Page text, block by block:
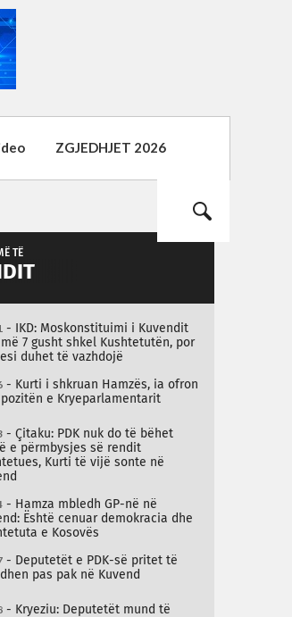
ZGJEDHJET 2026
TË
- IKD: Moskonstituimi i Kuvendit
7 gusht shkel Kushtetutën, por
duhet të vazhdojë
- Kurti i shkruan Hamzës, ia ofron
pozitën e Kryeparlamentarit
- Çitaku: PDK nuk do të bëhet
e përmbysjes së rendit
Kurti të vijë sonte në
- Hamza mbledh GP-në në
Është cenuar demokracia dhe
e Kosovës
- Deputetët e PDK-së pritet të
pas pak në Kuvend
- Kryeziu: Deputetët mund të